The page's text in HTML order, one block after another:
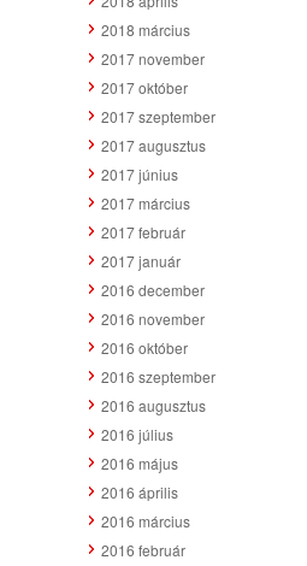
2018 március
2017 november
2017 október
2017 szeptember
2017 augusztus
2017 június
2017 március
2017 február
2017 január
2016 december
2016 november
2016 október
2016 szeptember
2016 augusztus
2016 július
2016 május
2016 április
2016 március
2016 február